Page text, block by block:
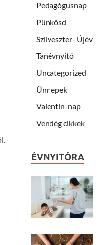
Pedagógusnap
Pünkösd
Szilveszter- Újév
Tanévnyitó
Uncategorized
Ünnepek
Valentin-nap
Vendég cikkek
ÉVNYITÓRA